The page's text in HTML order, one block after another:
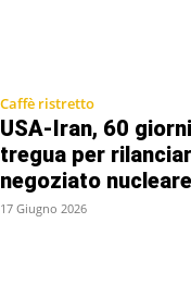
Caffè ristretto
USA-Iran, 60
tregua per
negoziato nucleare
17 Giugno 2026